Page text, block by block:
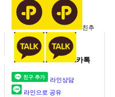
친추
카톡
라인상담
라인으로 공유